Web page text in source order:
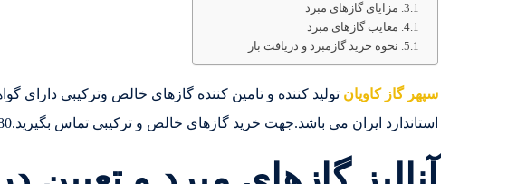
مزایای گازهای مبرد
معایب گازهای مبرد
نحوه خرید گازمبرد و دریافت بار
سپهر گاز کاویان
استاندارد ایران می باشد.جهت خرید گازهای خالص و ترکیبی تماس بگیرید.02146835980 – 09128699025